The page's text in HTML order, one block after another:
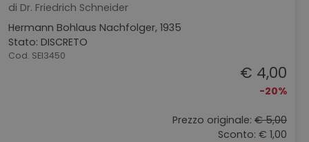
di Dr. Friedrich Schneider
Hermann Bohlaus Nachfolger, 1935
Stato: DISCRETO
Cod. SEI3450
€ 4,00
-20%
Prezzo originale: € 5,00
Sconto: € 1,00